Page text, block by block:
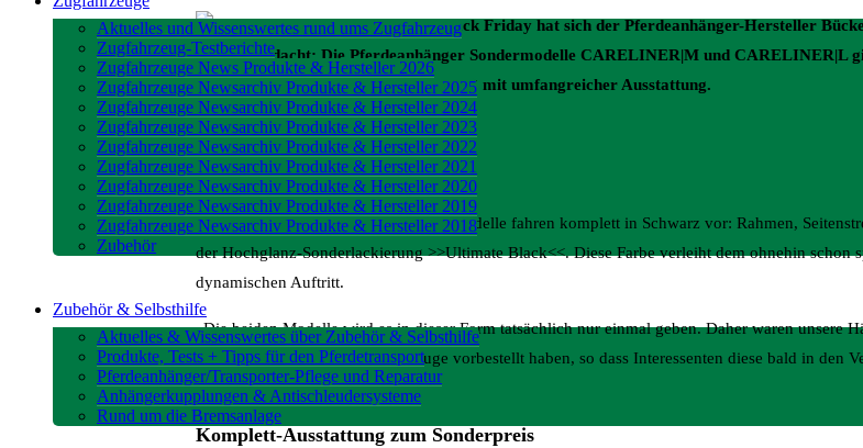
Aktuelles und Wissenswertes rund ums Zugfahrzeug
Zugfahrzeug-Testberichte
Zugfahrzeuge News Produkte & Hersteller 2026
Zugfahrzeuge Newsarchiv Produkte & Hersteller 2025
Zugfahrzeuge Newsarchiv Produkte & Hersteller 2024
Zugfahrzeuge Newsarchiv Produkte & Hersteller 2023
Zugfahrzeuge Newsarchiv Produkte & Hersteller 2022
Zugfahrzeuge Newsarchiv Produkte & Hersteller 2021
Zugfahrzeuge Newsarchiv Produkte & Hersteller 2020
Zugfahrzeuge Newsarchiv Produkte & Hersteller 2019
Zugfahrzeuge Newsarchiv Produkte & Hersteller 2018
Zubehör
Zubehör & Selbsthilfe
Aktuelles & Wissenswertes über Zubehör & Selbsthilfe
Produkte, Tests + Tipps für den Pferdetransport
Pferdeanhänger/Transporter-Pflege und Reparatur
Anhängerkupplungen & Antischleudersysteme
Rund um die Bremsanlage
Zum Black Friday hat sich der Pferdeanhänger-Hersteller
Idee ausgedacht: Die Pferdeanhänger Sondermodelle CARELINER|M und CARELINER|L
limitierten Edition >>Ultimate Black<< mit umfangreicher Ausstattung.
Die Pferdeanhänger Careliner Sondermodelle fahren komplett in Schwarz vor: Rahmen,
der Hochglanz-Sonderlackierung >>Ultimate Black<<. Diese Farbe verleiht dem ohnehin schon
dynamischen Auftritt.
„Die beiden Modelle wird es in dieser Form tatsächlich nur einmal geben. Daher waren unsere
dass sie bereits zahlreiche Fahrzeuge vorbestellt haben, so dass Interessenten diese bald in den
Philipp Bücker.
Komplett-Ausstattung zum Sonderpreis